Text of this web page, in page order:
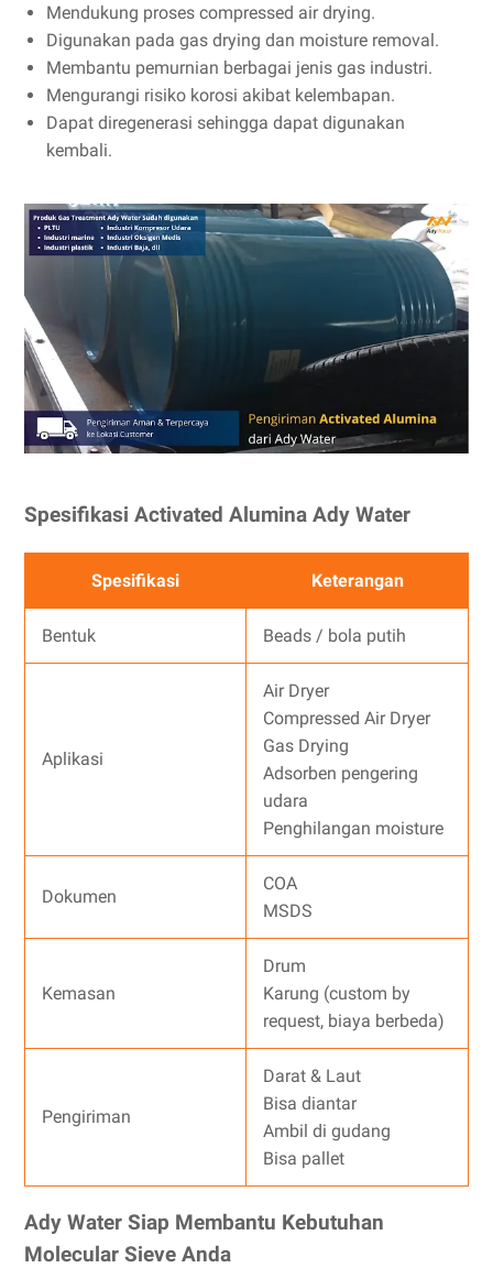
Mendukung proses compressed air drying.
Digunakan pada gas drying dan moisture removal.
Membantu pemurnian berbagai jenis gas industri.
Mengurangi risiko korosi akibat kelembapan.
Dapat diregenerasi sehingga dapat digunakan
kembali.
Spesifikasi Activated Alumina Ady Water
Spesifikasi Keterangan
Bentuk Beads / bola putih
Aplikasi
Air Dryer
Compressed Air Dryer
Gas Drying
Adsorben pengering
udara
Penghilangan moisture
Dokumen
COA
MSDS
Kemasan
Drum
Karung (custom by
request, biaya berbeda)
Pengiriman
Darat & Laut
Bisa diantar
Ambil di gudang
Bisa pallet
Ady Water Siap Membantu Kebutuhan
Molecular Sieve Anda